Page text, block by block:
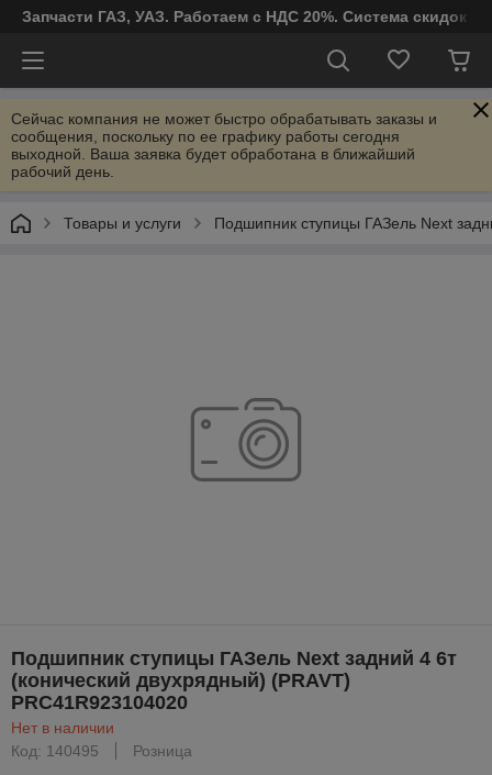
Запчасти ГАЗ, УАЗ. Работаем с НДС 20%. Система скидок
Сейчас компания не может быстро обрабатывать заказы и
сообщения, поскольку по ее графику работы сегодня
выходной. Ваша заявка будет обработана в ближайший
рабочий день.
Товары и услуги Подшипник ступицы ГАЗель Next
Подшипник ступицы ГАЗель Next задний 4 6т
(конический двухрядный) (PRAVT)
PRC41R923104020
Нет в наличии
Код: 140495
Розница